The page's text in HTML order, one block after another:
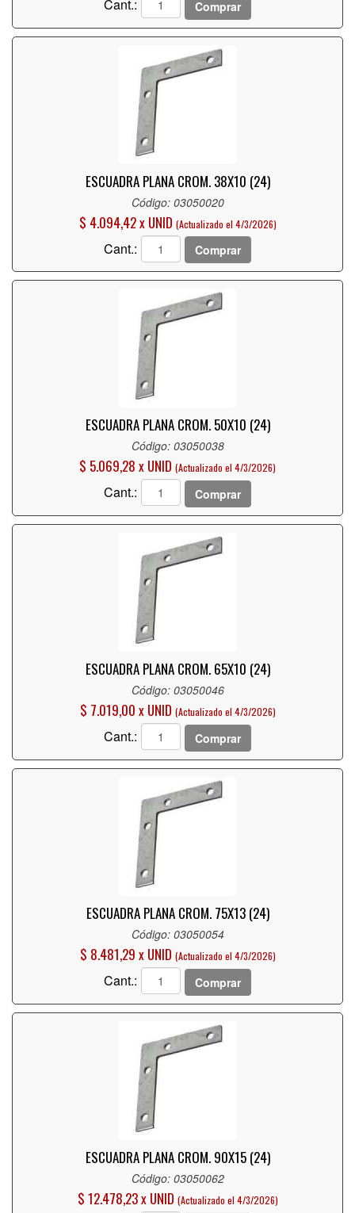
Cant.: Comprar
ESCUADRA PLANA CROM. 38X10 (24)
Código: 03050020
$ 4.094,42 x UNID (Actualizado el 4/3/2026)
Cant.: Comprar
ESCUADRA PLANA CROM. 50X10 (24)
Código: 03050038
$ 5.069,28 x UNID (Actualizado el 4/3/2026)
Cant.: Comprar
ESCUADRA PLANA CROM. 65X10 (24)
Código: 03050046
$ 7.019,00 x UNID (Actualizado el 4/3/2026)
Cant.: Comprar
ESCUADRA PLANA CROM. 75X13 (24)
Código: 03050054
$ 8.481,29 x UNID (Actualizado el 4/3/2026)
Cant.: Comprar
ESCUADRA PLANA CROM. 90X15 (24)
Código: 03050062
$ 12.478,23 x UNID (Actualizado el 4/3/2026)